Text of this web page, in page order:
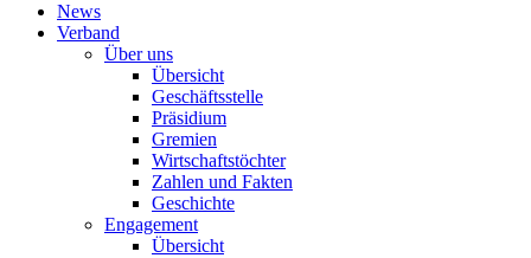
News
Verband
Über uns
Übersicht
Geschäftsstelle
Präsidium
Gremien
Wirtschaftstöchter
Zahlen und Fakten
Geschichte
Engagement
Übersicht